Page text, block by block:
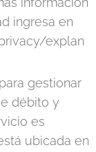
ingresa en
explan
gestionar
débito y
es
ubicada en